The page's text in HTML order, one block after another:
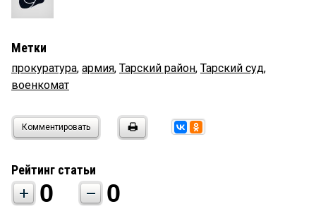
Метки
прокуратура, армия, Тарский район, Тарский суд,
военкомат
Комментировать
Рейтинг статьи
0 0